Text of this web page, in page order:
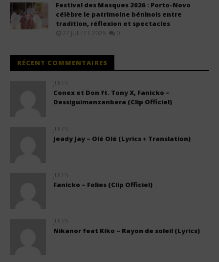
Festival des Masques 2026 : Porto-Novo
célèbre le patrimoine béninois entre
tradition, réflexion et spectacles
27 JUILLET 2026 0
RÉCENT COMMENTAIRES
JULES
Conex et Don ft. Tony X, Fanicko –
Dessiguimanzanbera (Clip Officiel)
JULES
Jeady Jay – Olé Olé (Lyrics + Translation)
JULES
Fanicko – Folies (Clip Officiel)
JULES
Nikanor feat Kiko – Rayon de soleil (Lyrics)